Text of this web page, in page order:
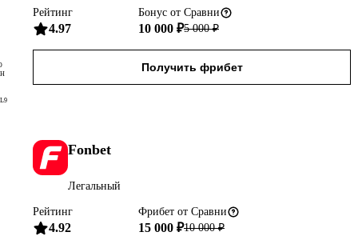
Рейтинг
4.97
Бонус от Сравни
10 000 ₽5 000₽
Получить фрибет
Fonbet
Легальный
Рейтинг
4.92
Фрибет от Сравни
15 000 ₽10 000₽